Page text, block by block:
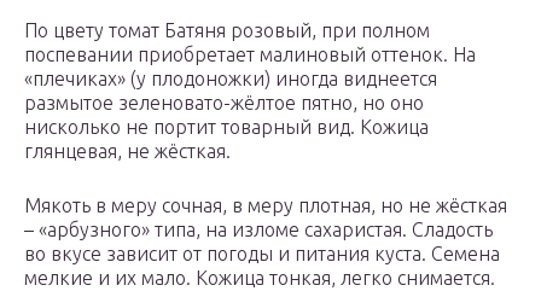
По цвету томат Батяня розовый, при полном
поспевании приобретает малиновый оттенок. На
«плечиках» (у плодоножки) иногда виднеется
размытое зеленовато-жёлтое пятно, но оно
нисколько не портит товарный вид. Кожица
глянцевая, не жёсткая.
Мякоть в меру сочная, в меру плотная, но не жёсткая
– «арбузного» типа, на изломе сахаристая. Сладость
во вкусе зависит от погоды и питания куста. Семена
мелкие и их мало. Кожица тонкая, легко снимается.